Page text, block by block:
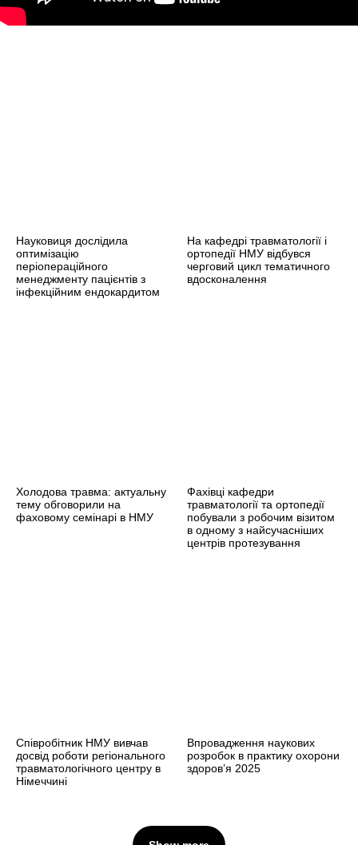
Науковиця дослідила
оптимізацію
періопераційного
менеджменту пацієнтів з
інфекційним ендокардитом
На кафедрі травматології і
ортопедії НМУ відбувся
черговий цикл тематичного
вдосконалення
Холодова травма: актуальну
тему обговорили на
фаховому семінарі в НМУ
Фахівці кафедри
травматології та ортопедії
побували з робочим візитом
в одному з найсучасніших
центрів протезування
Співробітник НМУ вивчав
досвід роботи регіонального
травматологічного центру в
Німеччині
Впровадження наукових
розробок в практику охорони
здоров’я 2025